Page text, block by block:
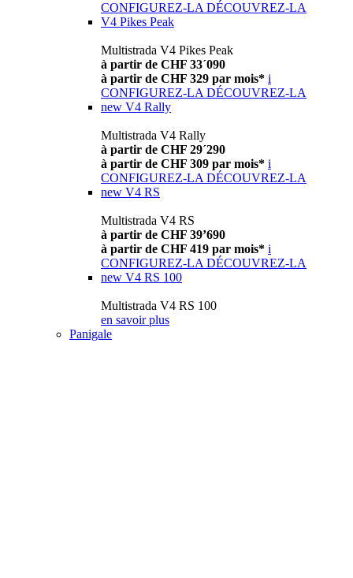
CONFIGUREZ-LA DÉCOUVREZ-LA
V4 Pikes Peak
Multistrada V4 Pikes Peak
à partir de CHF 33´090
à partir de CHF 329 par mois* i
CONFIGUREZ-LA DÉCOUVREZ-LA
new V4 Rally
Multistrada V4 Rally
à partir de CHF 29´290
à partir de CHF 309 par mois* i
CONFIGUREZ-LA DÉCOUVREZ-LA
new V4 RS
Multistrada V4 RS
à partir de CHF 39’690
à partir de CHF 419 par mois* i
CONFIGUREZ-LA DÉCOUVREZ-LA
new V4 RS 100
Multistrada V4 RS 100
en savoir plus
Panigale